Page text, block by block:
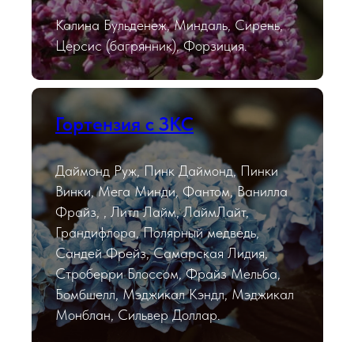
Калина Бульденеж, Миндаль, Сирень,
Церсис (багрянник), Форзиция.
Гортензия с ЗКС
Даймонд Руж, Пинк Даймонд, Пинки
Винки, Мега Минди, Фантом, Ванилла
Фрайз, , Литл Лайм, ЛаймЛайт,
Грандифлора, Полярный медведь,
Сандей Фрейз, Самарская Лидия,
Строберри Блоссом, Фрайз Мельба,
Бомбшелл, Мэджикал Кэндл, Мэджикал
Монблан, Сильвер Доллар.